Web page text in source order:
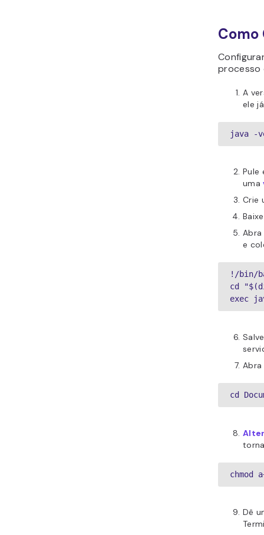
Como
processo
A
ele
java -
Pule
uma
Crie
e
!/bin/
cd
exec
Abra
cd
chmod
Dê